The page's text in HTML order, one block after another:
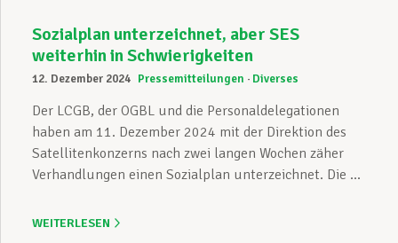
Sozialplan unterzeichnet, aber SES
weiterhin in Schwierigkeiten
12. Dezember 2024 Pressemitteilungen Diverses
Der LCGB, der OGBL und die Personaldelegationen
haben am 11. Dezember 2024 mit der Direktion des
Satellitenkonzerns nach zwei langen Wochen zäher
Verhandlungen einen Sozialplan unterzeichnet. Die ...
WEITERLESEN